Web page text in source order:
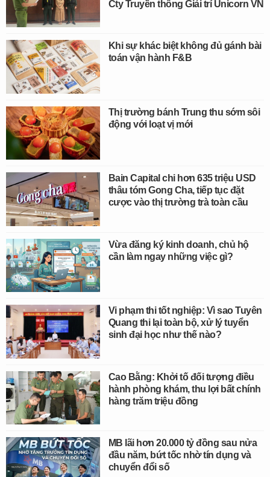
Cty Truyền thông Giải trí Unicorn VN
Khi sự khác biệt không đủ gánh bài
toán vận hành F&B
Thị trường bánh Trung thu sớm sôi
động với loạt vị mới
Bain Capital chi hơn 635 triệu USD
thâu tóm Gong Cha, tiếp tục đặt
cược vào thị trường trà toàn cầu
Vừa đăng ký kinh doanh, chủ hộ
cần làm ngay những việc gì?
Vi phạm thi tốt nghiệp: Vì sao Tuyên
Quang thi lại toàn bộ, xử lý tuyển
sinh đại học như thế nào?
Cao Bằng: Khởi tố đối tượng điều
hành phòng khám, thu lợi bất chính
hàng trăm triệu đồng
MB lãi hơn 20.000 tỷ đồng sau nửa
đầu năm, bứt tốc nhờ tín dụng và
chuyển đổi số